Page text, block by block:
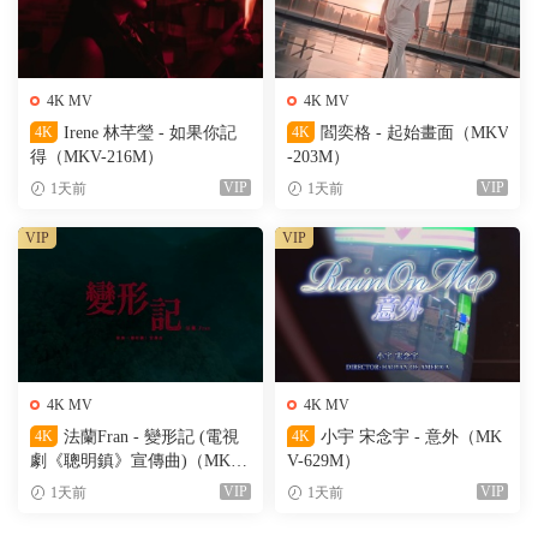
4K MV
4K
Irene 林芊瑩 - 如果你記
得（MKV-216M）
1天前 VIP
4K MV
4K
閻奕格 - 起始畫面（MKV
-203M）
1天前 VIP
4K MV
4K
法蘭Fran - 變形記 (電視
劇《聰明鎮》宣傳曲)（MKV-
205M）
1天前 VIP
VIP
4K MV
4K
小宇 宋念宇 - 意外（MK
V-629M）
1天前 VIP
VIP